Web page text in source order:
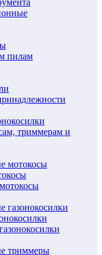
пилам
триммерам и
мотокосы
газонокосилки
триммеры